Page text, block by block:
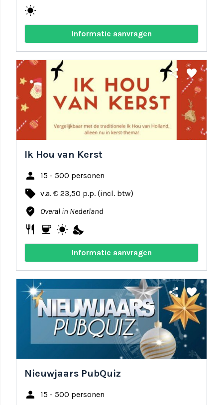
wb_sunny
Informatie aanvragen
share favorite
Ik Hou van Kerst
person 15 - 500 personen
local_offer v.a. € 23,50 p.p. (incl. btw)
where_to_vote Overal in Nederland
restaurant coffee wb_sunny nights_stay
Informatie aanvragen
share favorite
Nieuwjaars PubQuiz
person 15 - 500 personen